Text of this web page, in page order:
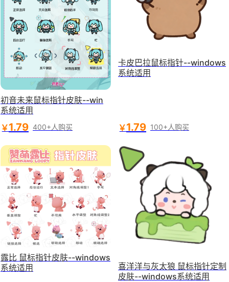
初音未来鼠标指针皮肤--win
系统适用
￥1.79 400+人购买
卡皮巴拉鼠标指针--windows
系统适用
￥1.79 100+人购买
露比 鼠标指针皮肤--windows
系统适用
喜洋洋与灰太狼 鼠标指针定制
皮肤--windows系统适用